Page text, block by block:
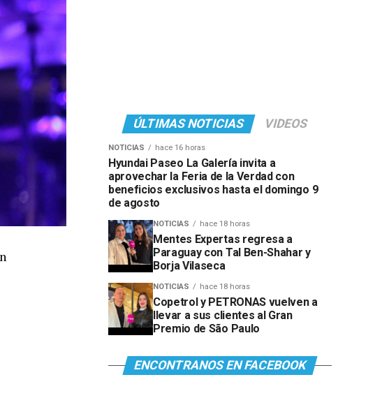
ÚLTIMAS NOTICIAS VIDEOS
NOTICIAS hace 16 horas
Hyundai Paseo La Galería invita a
aprovechar la Feria de la Verdad con
beneficios exclusivos hasta el domingo 9
de agosto
NOTICIAS hace 18 horas
Mentes Expertas regresa a
Paraguay con Tal Ben-Shahar y
Borja Vilaseca
NOTICIAS hace 18 horas
Copetrol y PETRONAS vuelven a
llevar a sus clientes al Gran
Premio de São Paulo
ENCONTRANOS EN FACEBOOK